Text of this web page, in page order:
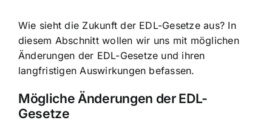
Wie sieht die Zukunft der EDL-Gesetze aus? In
diesem Abschnitt wollen wir uns mit möglichen
Änderungen der EDL-Gesetze und ihren
langfristigen Auswirkungen befassen.
Mögliche Änderungen der EDL-
Gesetze